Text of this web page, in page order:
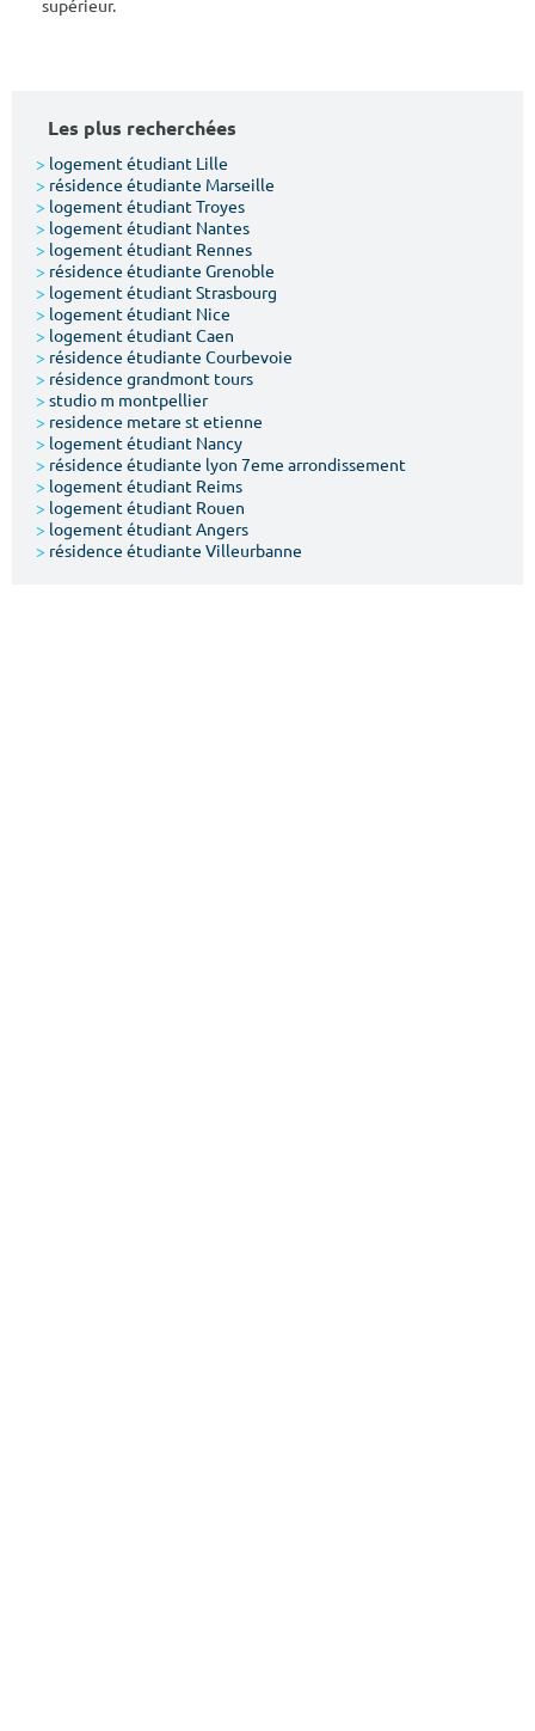
supérieur.
Les plus recherchées
> logement étudiant Lille
> résidence étudiante Marseille
> logement étudiant Troyes
> logement étudiant Nantes
> logement étudiant Rennes
> résidence étudiante Grenoble
> logement étudiant Strasbourg
> logement étudiant Nice
> logement étudiant Caen
> résidence étudiante Courbevoie
> résidence grandmont tours
> studio m montpellier
> residence metare st etienne
> logement étudiant Nancy
> résidence étudiante lyon 7eme arrondissement
> logement étudiant Reims
> logement étudiant Rouen
> logement étudiant Angers
> résidence étudiante Villeurbanne